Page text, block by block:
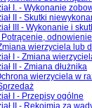
I. - Wykonanie
II - Skutki
III - Wykonanie i
Potrącenie,
wierzyciela lub
I - Zmiana
II - Zmiana dłużnika
wierzyciela w
I - Przepisy ogólne
II - Rękojmia za